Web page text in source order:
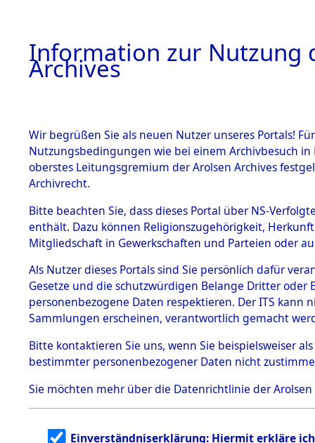
BESTÄNDE
1.
mente
5. Verschiedenes
5.3
Todesmärsche
5.3.1 Alliierte
Erhebungen
zu
Todesmärsch
en
5.3.2
Identifizierun
g
auf dem
vorm
Neustadt
Information zur Nutzung
Archives
Wir begrüßen Sie als neuen Nutzer unseres Portals!
Nutzungsbedingungen wie bei einem Archivbesuch
oberstes Leitungsgremium der Arolsen Archives
Archivrecht.
Bitte beachten Sie, dass dieses Portal über NS-
enthält. Dazu können Religionszugehörigkeit,
Mitgliedschaft in Gewerkschaften und Parteien oder
Als Nutzer dieses Portals sind Sie persönlich dafür
Gesetze und die schutzwürdigen Belange Dritter
personenbezogene Daten respektieren. Der ITS
Sammlungen erscheinen, verantwortlich gemacht
Bitte kontaktieren Sie uns, wenn Sie beispielsweiser
bestimmter personenbezogener Daten nicht
Sie möchten mehr über die Datenrichtlinie der Arolsen
Einverständniserklärung: Hiermit erkläre